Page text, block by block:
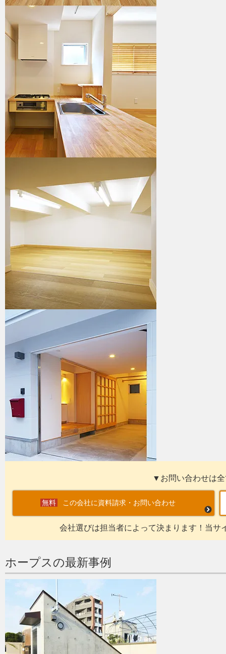
▼お問い合わせは
この会社に資料請求・お問い合わせ
会社選びは担当者によって決まります！当サ
ホープスの最新事例